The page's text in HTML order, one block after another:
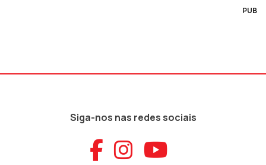
PUB
Siga-nos nas redes sociais
Aceder ao
Aceder ao
Aceder